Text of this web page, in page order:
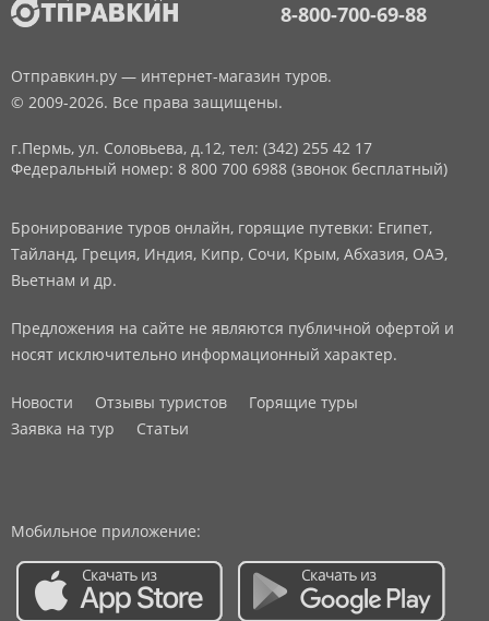
8-800-700-69-88
Отправкин.ру — интернет-магазин туров.
© 2009-2026. Все права защищены.
г.Пермь, ул. Соловьева, д.12, тел: (342) 255 42 17
Федеральный номер: 8 800 700 6988 (звонок бесплатный)
Бронирование туров онлайн, горящие путевки: Египет,
Тайланд, Греция, Индия, Кипр, Сочи, Крым, Абхазия, ОАЭ,
Вьетнам и др.
Предложения на сайте не являются публичной офертой и
носят исключительно информационный характер.
Новости Отзывы туристов
Горящие туры
Заявка на тур
Статьи
Мобильное приложение: